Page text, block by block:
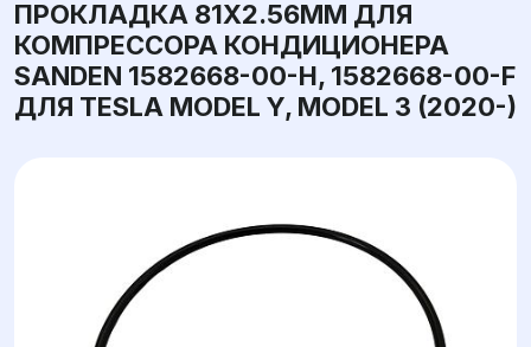
ПРОКЛАДКА 81X2.56ММ ДЛЯ
КОМПРЕССОРА КОНДИЦИОНЕРА
SANDEN 1582668-00-H, 1582668-00-F
ДЛЯ TESLA MODEL Y, MODEL 3 (2020-)